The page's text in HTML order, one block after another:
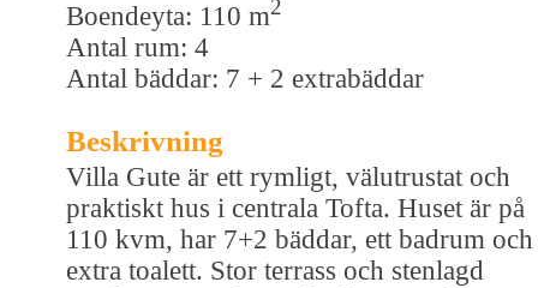
Boendeyta: 110 m2
Antal rum: 4
Antal bäddar: 7 + 2 extrabäddar
Beskrivning
Villa Gute är ett rymligt, välutrustat och
praktiskt hus i centrala Tofta. Huset är på
110 kvm, har 7+2 bäddar, ett badrum och
extra toalett. Stor terrass och stenlagd